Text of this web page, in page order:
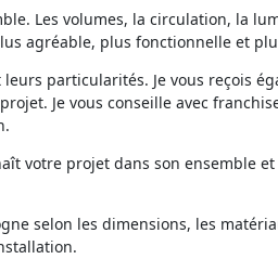
Les volumes, la circulation, la
agréable, plus fonctionnelle et
particularités. Je vous reçois
Je vous conseille avec
votre projet dans son ensemble
selon les dimensions, les